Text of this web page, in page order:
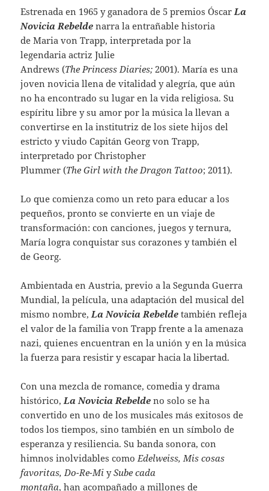
Estrenada en 1965 y ganadora de 5 premios ÓscarLa
Novicia Rebelde narra la entrañable historia
de Maria von Trapp, interpretada por la
legendaria actriz Julie
Andrews (The Princess Diaries; 2001). María es una
joven novicia llena de vitalidad y alegría, que aún
no ha encontrado su lugar en la vida religiosa. Su
espíritu libre y su amor por la música la llevan a
convertirse en la institutriz de los siete hijos del
estricto y viudo Capitán Georg von Trapp,
interpretado por Christopher
Plummer (The Girl with the Dragon Tattoo; 2011).
Lo que comienza como un reto para educar a los
pequeños, pronto se convierte en un viaje de
transformación: con canciones, juegos y ternura,
María logra conquistar sus corazones y también el
de Georg.
Ambientada en Austria, previo a la Segunda Guerra
Mundial, la película, una adaptación del musical del
mismo nombre,La Novicia Rebelde también refleja
el valor de la familia von Trapp frente a la amenaza
nazi, quienes encuentran en la unión y en la música
la fuerza para resistir y escapar hacia la libertad.
Con una mezcla de romance, comedia y drama
histórico,La Novicia Rebelde no solo se ha
convertido en uno de los musicales más exitosos de
todos los tiempos, sino también en un símbolo de
esperanza y resiliencia. Su banda sonora, con
himnos inolvidables comoEdelweiss, Mis cosas
favoritas, Do-Re-Mi ySube cada
montaña, han acompañado a millones de